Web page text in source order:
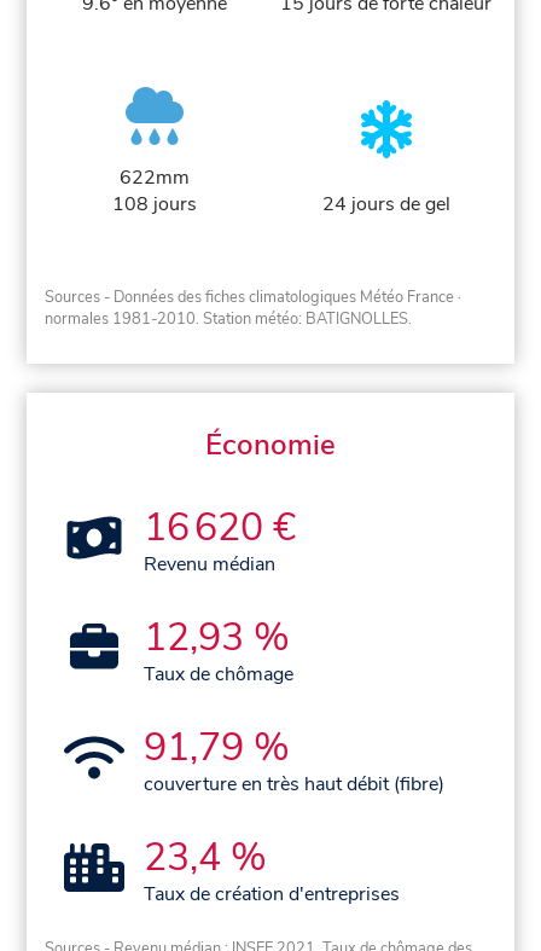
622mm
108 jours
24 jours de gel
Sources - Données des fiches climatologiques Météo France ·
normales 1981-2010. Station météo: BATIGNOLLES.
Économie
16 620 €
Revenu médian
12,93 %
Taux de chômage
91,79 %
couverture en très haut débit (fibre)
23,4 %
Taux de création d'entreprises